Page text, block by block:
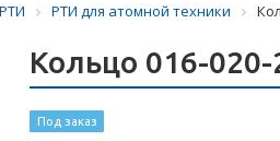
РТИ для атомной техники
Кольцо 016-
Под заказ